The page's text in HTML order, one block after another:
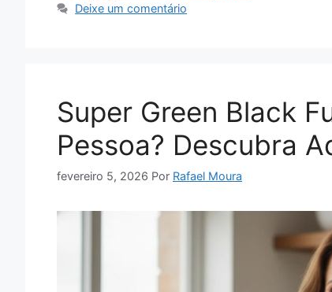
Deixe um comentário
Super Green Black
Pessoa? Descubra
fevereiro 5, 2026 Por Rafael Moura